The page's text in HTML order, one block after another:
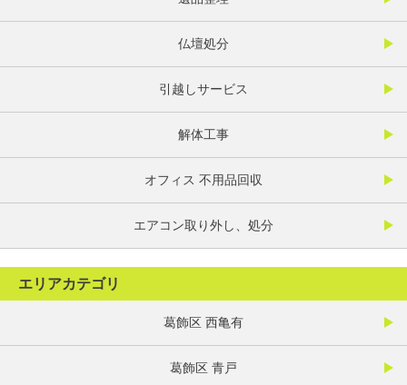
仏壇処分
引越しサービス
解体工事
オフィス 不用品回収
エアコン取り外し、処分
エリアカテゴリ
葛飾区 西亀有
葛飾区 青戸